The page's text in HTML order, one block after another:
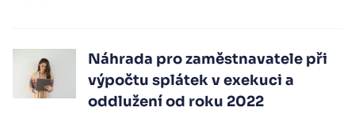
Náhrada pro zaměstnavatele při
výpočtu splátek v exekuci a
oddlužení od roku 2022